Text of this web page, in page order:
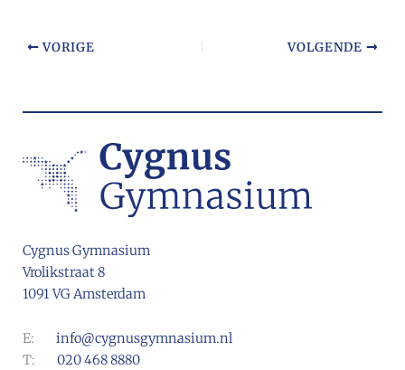
VORIGE VOLGENDE
Cygnus Gymnasium
Vrolikstraat 8
1091 VG Amsterdam
E: info@cygnusgymnasium.nl
T: 020 468 8880